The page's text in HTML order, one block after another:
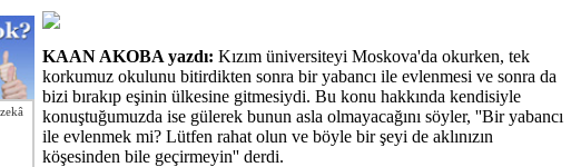
KAAN AKOBA yazdı: Kızım üniversiteyi Moskova'da okurken, tek
korkumuz okulunu bitirdikten sonra bir yabancı ile evlenmesi ve sonra da
bizi bırakıp eşinin ülkesine gitmesiydi. Bu konu hakkında kendisiyle
konuştuğumuzda ise gülerek bunun asla olmayacağını söyler, ''Bir yabancı
ile evlenmek mi? Lütfen rahat olun ve böyle bir şeyi de aklınızın
köşesinden bile geçirmeyin'' derdi.